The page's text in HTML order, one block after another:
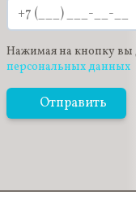
Нажимая на кнопку вы
персональных данных
Отправить